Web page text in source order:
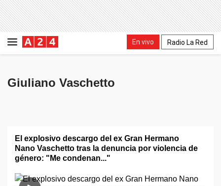
En vivo Radio La Red
Giuliano Vaschetto
El explosivo descargo del ex Gran Hermano
Nano Vaschetto tras la denuncia por violencia de
género: "Me condenan..."